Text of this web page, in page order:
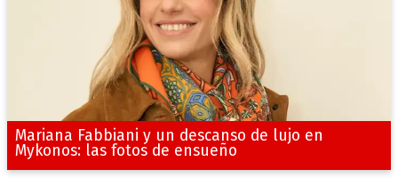
Mariana Fabbiani y un descanso de lujo en
Mykonos: las fotos de ensueño